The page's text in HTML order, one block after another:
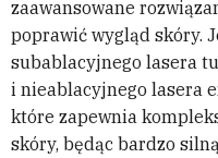
zaawansowane
poprawić wygląd skóry.
subablacyjnego lasera
i nieablacyjnego lasera
które zapewnia
skóry, będąc bardzo